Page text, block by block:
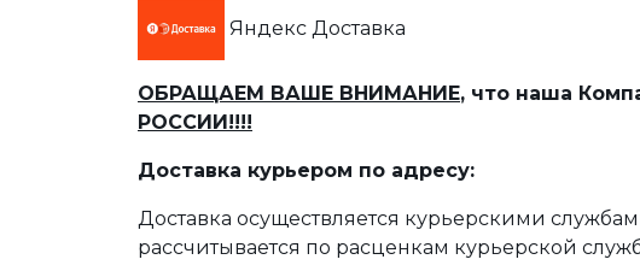
Яндекс Доставка
ОБРАЩАЕМ ВАШЕ ВНИМАНИЕ, что наша
РОССИИ!!!!
Доставка курьером по адресу:
Доставка осуществляется курьерскими
рассчитывается по расценкам курьерской